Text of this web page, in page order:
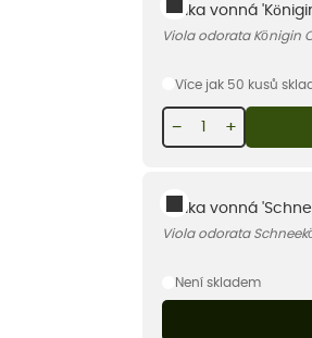
Violka vonná
Viola odorata Königin
Více jak 50 kusů
+
−
Violka vonná
Viola odorata
Není skladem